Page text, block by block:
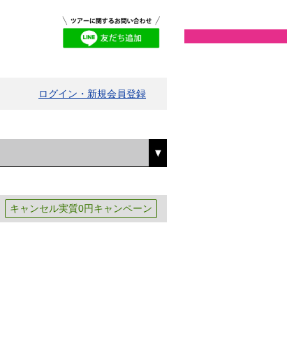
ログイン・新規会員登録
キャンセル実質0円キャンペーン